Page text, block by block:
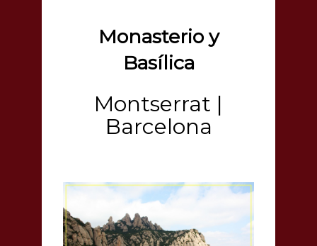
Monasterio y
Basílica
Montserrat |
Barcelona